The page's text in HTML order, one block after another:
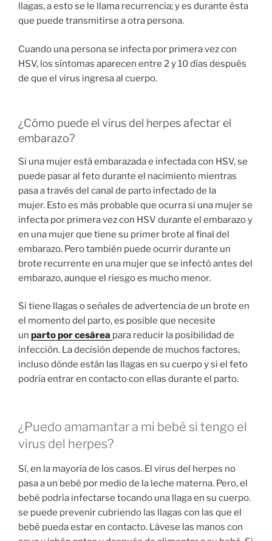
llagas, a esto se le llama recurrencia; y es durante ésta
que puede transmitirse a otra persona.
Cuando una persona se infecta por primera vez con
HSV, los síntomas aparecen entre 2 y 10 días después
de que el virus ingresa al cuerpo.
¿Cómo puede el virus del herpes afectar el
embarazo?
Si una mujer está embarazada e infectada con HSV, se
puede pasar al feto durante el nacimiento mientras
pasa a través del canal de parto infectado de la
mujer. Esto es más probable que ocurra si una mujer se
infecta por primera vez con HSV durante el embarazo y
en una mujer que tiene su primer brote al final del
embarazo. Pero también puede ocurrir durante un
brote recurrente en una mujer que se infectó antes del
embarazo, aunque el riesgo es mucho menor.
Si tiene llagas o señales de advertencia de un brote en
el momento del parto, es posible que necesite
un parto por cesárea para reducir la posibilidad de
infección. La decisión depende de muchos factores,
incluso dónde están las llagas en su cuerpo y si el feto
podría entrar en contacto con ellas durante el parto.
¿Puedo amamantar a mi bebé si tengo el
virus del herpes?
Sí, en la mayoría de los casos. El virus del herpes no
pasa a un bebé por medio de la leche materna. Pero, el
bebé podría infectarse tocando una llaga en su cuerpo.
se puede prevenir cubriendo las llagas con las que el
bebé pueda estar en contacto. Lávese las manos con